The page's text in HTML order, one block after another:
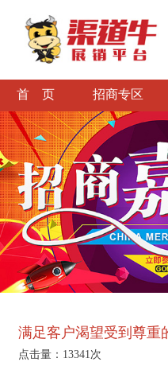
首 页 招商专区
满足客户渴望受到尊重
点击量：13341次